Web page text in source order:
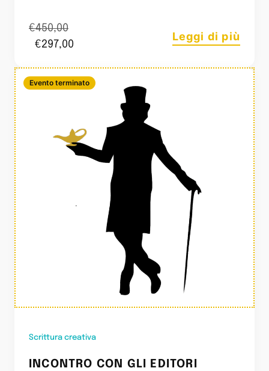
€450,00
€297,00
Leggi di più
Scrittura creativa
INCONTRO CON GLI EDITORI
Evento terminato